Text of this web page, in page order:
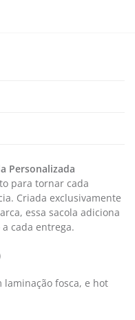
Personalizada
para tornar cada
Criada exclusivamente
essa sacola adiciona
cada entrega.
laminação fosca, e hot